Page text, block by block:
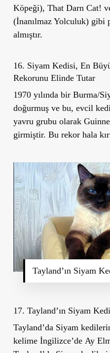
Köpeği), That Darn Cat!
(İnanılmaz Yolculuk) gibi
almıştır.
16. Siyam Kedisi, En
Rekorunu Elinde Tutar
1970 yılında bir Burma/
doğurmuş ve bu, evcil
yavru grubu olarak
girmiştir. Bu rekor hala
Tayland’ın Siyam
17. Tayland’ın Siyam
Tayland’da Siyam
kelime İngilizce’de Ay